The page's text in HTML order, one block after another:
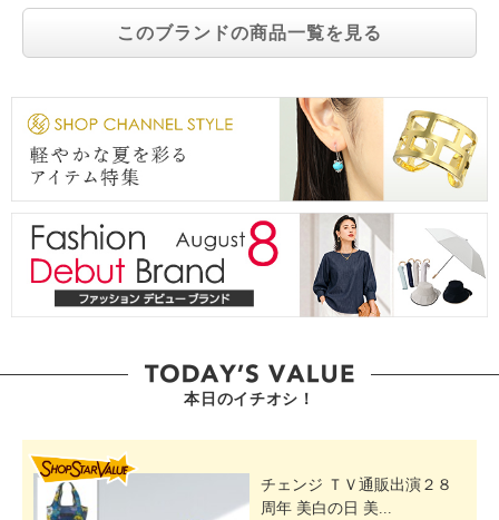
このブランドの商品一覧を見る
本日のイチオシ！
チェンジ ＴＶ通販出演２８
周年 美白の日 美...